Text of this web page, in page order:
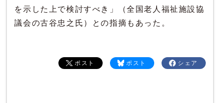
を示した上で検討すべき」（全国老人福祉施設協
議会の古谷忠之氏）との指摘もあった。
シェア
ポスト
ポスト